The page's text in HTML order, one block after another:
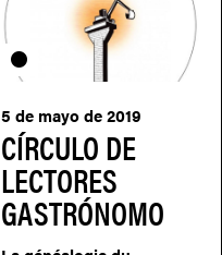
CÍRCULO DE
LECTORES
GASTRÓNOMO
5 de mayo de 2019
Círculo de lectura